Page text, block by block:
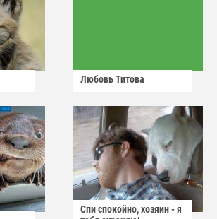
Любовь Титова
Спи спокойно, хозяин - я